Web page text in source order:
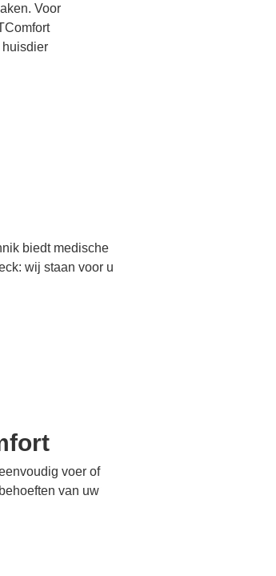
Voor
biedt medische
wij staan voor u
voer of
van uw